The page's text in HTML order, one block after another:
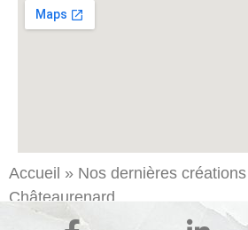
Accueil » Nos dernières créations
Châteaurenard